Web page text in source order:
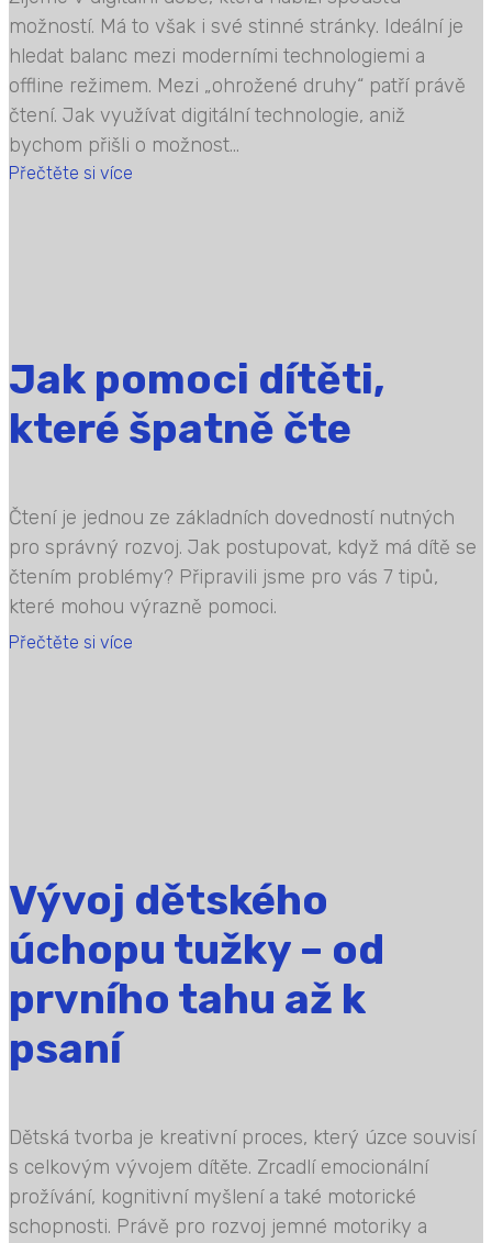
možností. Má to však i své stinné stránky. Ideální je
hledat balanc mezi moderními technologiemi a
offline režimem. Mezi „ohrožené druhy“ patří právě
čtení. Jak využívat digitální technologie, aniž
bychom přišli o možnost...
Přečtěte si více
Jak pomoci dítěti,
které špatně čte
Čtení je jednou ze základních dovedností nutných
pro správný rozvoj. Jak postupovat, když má dítě se
čtením problémy? Připravili jsme pro vás 7 tipů,
které mohou výrazně pomoci.
Přečtěte si více
Vývoj dětského
úchopu tužky – od
prvního tahu až k
psaní
Dětská tvorba je kreativní proces, který úzce souvisí
s celkovým vývojem dítěte. Zrcadlí emocionální
prožívání, kognitivní myšlení a také motorické
schopnosti. Právě pro rozvoj jemné motoriky a